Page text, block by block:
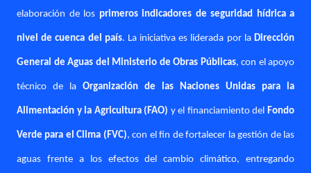
elaboración de los primeros indicadores de seguridad hídrica a
nivel de cuenca del país. La iniciativa es liderada por laDirección
General de Aguas del Ministerio de Obras Públicas, con el apoyo
técnico de la Organización de las Naciones Unidas para la
Alimentación y la Agricultura (FAO) y el financiamiento delFondo
Verde para el Clima (FVC), con el fin de fortalecer la gestión de las
aguas frente a los efectos del cambio climático, entregando